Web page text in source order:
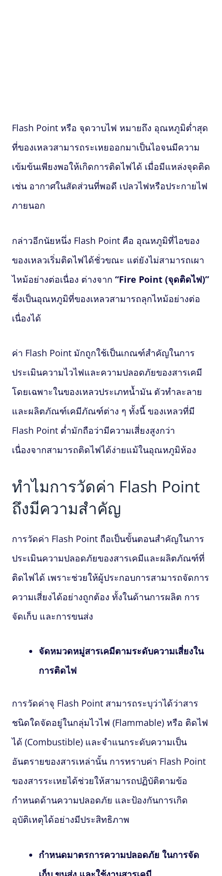
Flash Point หรือ จุดวาบไฟ หมายถึง อุณหภูมิต่ำสุด
ที่ของเหลวสามารถระเหยออกมาเป็นไอจนมีความ
เข้มข้นเพียงพอให้เกิดการติดไฟได้ เมื่อมีแหล่งจุดติด
เช่น อากาศในสัดส่วนที่พอดี เปลวไฟหรือประกายไฟ
ภายนอก
กล่าวอีกนัยหนึ่ง Flash Point คือ อุณหภูมิที่ไอของ
ของเหลวเริ่มติดไฟได้ชั่วขณะ แต่ยังไม่สามารถเผา
ไหม้อย่างต่อเนื่อง ต่างจาก “Fire Point (จุดติดไฟ)”
ซึ่งเป็นอุณหภูมิที่ของเหลวสามารถลุกไหม้อย่างต่อ
เนื่องได้
ค่า Flash Point มักถูกใช้เป็นเกณฑ์สำคัญในการ
ประเมินความไวไฟและความปลอดภัยของสารเคมี
โดยเฉพาะในของเหลวประเภทน้ำมัน ตัวทำละลาย
และผลิตภัณฑ์เคมีภัณฑ์ต่าง ๆ ทั้งนี้ ของเหลวที่มี
Flash Point ต่ำมักถือว่ามีความเสี่ยงสูงกว่า
เนื่องจากสามารถติดไฟได้ง่ายแม้ในอุณหภูมิห้อง
ทำไมการวัดค่า Flash Point
ถึงมีความสำคัญ
การวัดค่า Flash Point ถือเป็นขั้นตอนสำคัญในการ
ประเมินความปลอดภัยของสารเคมีและผลิตภัณฑ์ที่
ติดไฟได้ เพราะช่วยให้ผู้ประกอบการสามารถจัดการ
ความเสี่ยงได้อย่างถูกต้อง ทั้งในด้านการผลิต การ
จัดเก็บ และการขนส่ง
จัดหมวดหมู่สารเคมีตามระดับความเสี่ยงใน
การติดไฟ
การวัดค่าจุ Flash Point สามารถระบุว่าได้ว่าสาร
ชนิดใดจัดอยู่ในกลุ่มไวไฟ (Flammable) หรือ ติดไฟ
ได้ (Combustible) และจำแนกระดับความเป็น
อันตรายของสารเหล่านั้น การทราบค่า Flash Point
ของสารระเหยได้ช่วยให้สามารถปฏิบัติตามข้อ
กำหนดด้านความปลอดภัย และป้องกันการเกิด
อุบัติเหตุได้อย่างมีประสิทธิภาพ
กำหนดมาตรการความปลอดภัย ในการจัด